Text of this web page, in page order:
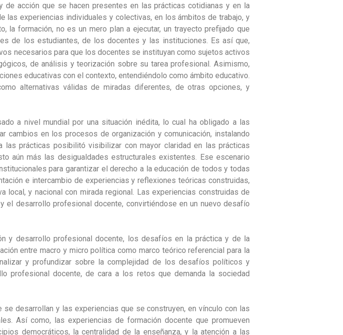
acción que se hacen presentes en las prácticas cotidianas y en la
las experiencias individuales y colectivas, en los ámbitos de trabajo, y
formación, no es un mero plan a ejecutar, un trayecto prefijado que
de los estudiantes, de los docentes y las instituciones. Es así que,
necesarios para que los docentes se instituyan como sujetos activos
de análisis y teorización sobre su tarea profesional. Asimismo,
educativas con el contexto, entendiéndolo como ámbito educativo.
alternativas válidas de miradas diferentes, de otras opciones, y
a nivel mundial por una situación inédita, lo cual ha obligado a las
cambios en los procesos de organización y comunicación, instalando
prácticas posibilitó visibilizar con mayor claridad en las prácticas
aún más las desigualdades estructurales existentes. Ese escenario
para garantizar el derecho a la educación de todos y todas
e intercambio de experiencias y reflexiones teóricas construidas,
y nacional con mirada regional. Las experiencias construidas de
el desarrollo profesional docente, convirtiéndose en un nuevo desafío
y desarrollo profesional docente, los desafíos en la práctica y de la
entre macro y micro política como marco teórico referencial para la
y profundizar sobre la complejidad de los desafíos políticos y
profesional docente, de cara a los retos que demanda la sociedad
desarrollan y las experiencias que se construyen, en vínculo con las
Así como, las experiencias de formación docente que promueven
democráticos, la centralidad de la enseñanza, y la atención a las